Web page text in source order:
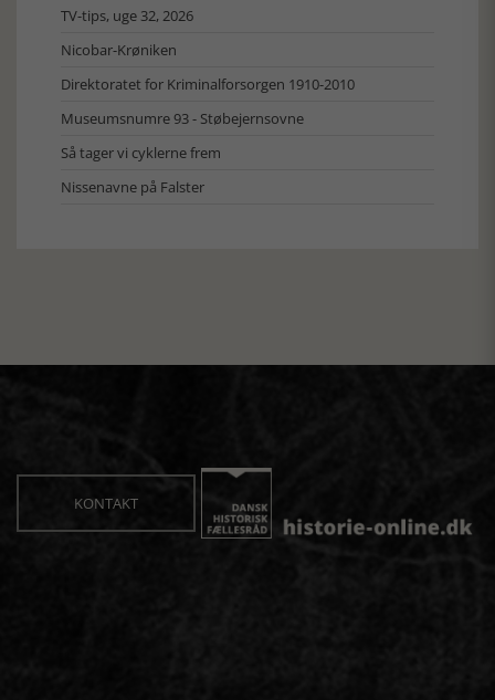
TV-tips, uge 32, 2026
Nicobar-Krøniken
Direktoratet for Kriminalforsorgen 1910-2010
Museumsnumre 93 - Støbejernsovne
Så tager vi cyklerne frem
Nissenavne på Falster
KONTAKT